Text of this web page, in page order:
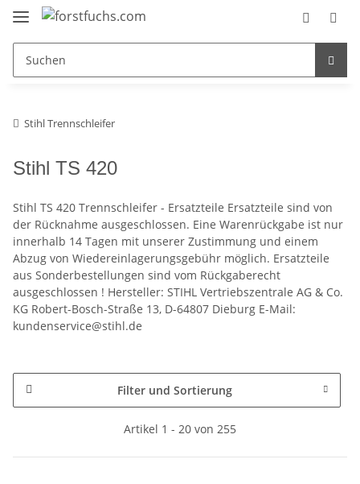
Stihl Trennschleifer
Stihl TS 420
Stihl TS 420 Trennschleifer - Ersatzteile Ersatzteile sind von
der Rücknahme ausgeschlossen. Eine Warenrückgabe ist nur
innerhalb 14 Tagen mit unserer Zustimmung und einem
Abzug von Wiedereinlagerungsgebühr möglich. Ersatzteile
aus Sonderbestellungen sind vom Rückgaberecht
ausgeschlossen ! Hersteller: STIHL Vertriebszentrale AG & Co.
KG Robert-Bosch-Straße 13, D-64807 Dieburg E-Mail:
kundenservice@stihl.de
Filter und Sortierung
Artikel 1 - 20 von 255